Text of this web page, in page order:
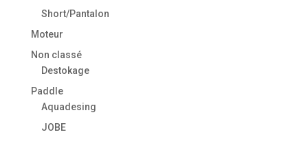
Short/Pantalon
Moteur
Non classé
Destokage
Paddle
Aquadesing
JOBE